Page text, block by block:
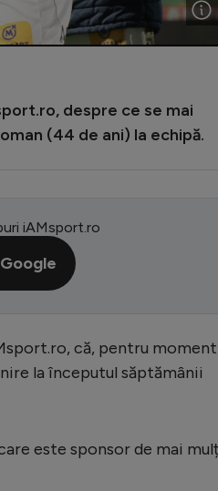
despre ce se mai
(44 de ani) la echipă.
iAMsport.ro
că, pentru
la începutul săptămânii
este sponsor de mai